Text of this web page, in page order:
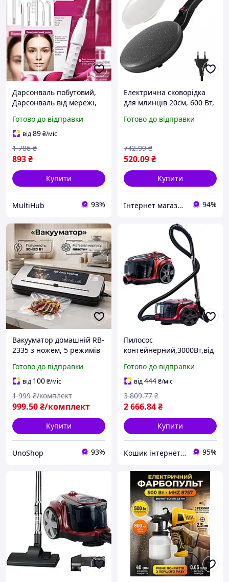
Дарсонваль побутовий,
Дарсонваль від мережі,
Професійний, DLZ
Готово до відправки
від89₴/міс
893₴
1 786 ₴
Купити
MultiHub 93%
Електрична сковорідка
для млинців 20см, 600 Вт,
Електроблинниця від
млинниця
Готово до відправки
520.09₴
742.99 ₴
Купити
Інтернет магазин Сенс 94%
Вакууматор домашній RB-
2335 з ножем, 5 режимів
Кухонний вакууматор
Побутові вакуумні
пакувальники
Готово до відправки
від 100₴/міс
999.50₴/комплект
1 999 ₴/комплект
Купити
UnoShop 93%
Пилосос
контейнерний,3000Вт,від
для дому / Пилосос без
мішка / Побутовий
пилосос MP
Готово до відправки
від444₴/міс
2 666.84₴
3 809.77 ₴
Купити
Кошик інтернет магазин 95%